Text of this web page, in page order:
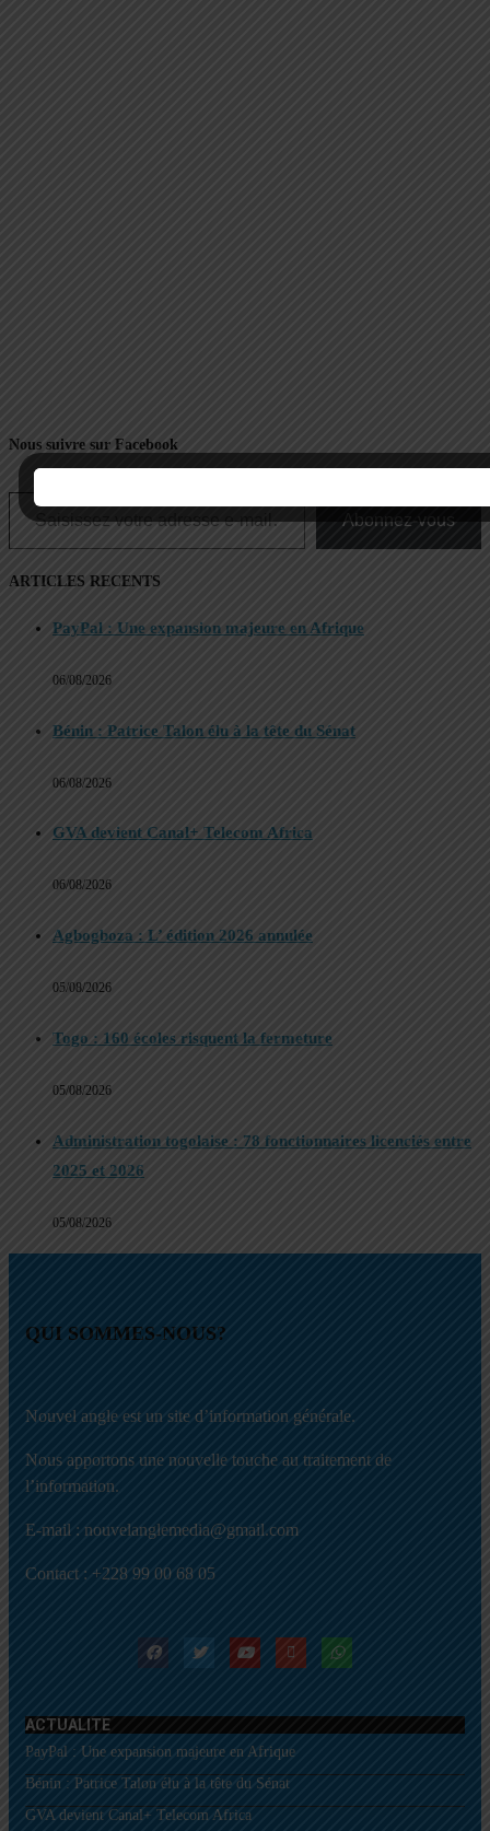
Nous suivre sur Facebook
Abonnez-vous
ARTICLES RECENTS
PayPal : Une expansion majeure en Afrique
06/08/2026
Bénin : Patrice Talon élu à la tête du Sénat
06/08/2026
GVA devient Canal+ Telecom Africa
06/08/2026
Agbogboza : L’ édition 2026 annulée
05/08/2026
Togo : 160 écoles risquent la fermeture
05/08/2026
Administration togolaise : 78 fonctionnaires licenciés entre
2025 et 2026
05/08/2026
QUI SOMMES-NOUS?
Nouvel angle est un site d’information générale.
Nous apportons une nouvelle touche au traitement de
l’information.
E-mail : nouvelanglemedia@gmail.com
Contact : +228 99 00 68 05
ACTUALITE
PayPal : Une expansion majeure en Afrique
Bénin : Patrice Talon élu à la tête du Sénat
GVA devient Canal+ Telecom Africa